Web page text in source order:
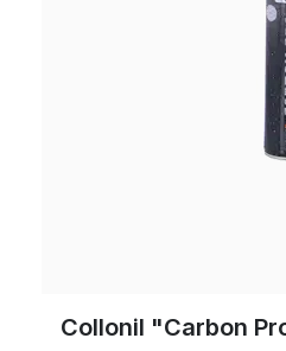
Collonil "Carbon